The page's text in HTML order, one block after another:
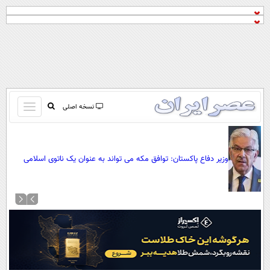
نسخه اصلی
باز
و
آب و هوا
پیوند ها
سواد زندگی
وزیر دفاع پاکستان: توافق مکه می تواند به عنوان یک ناتوی اسلامی